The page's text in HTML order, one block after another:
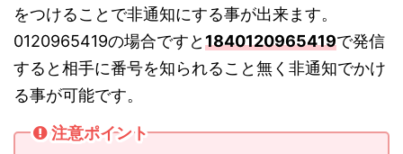
をつけることで非通知にする事が出来ます。
0120965419の場合ですと1840120965419で発信
すると相手に番号を知られること無く非通知でかけ
る事が可能です。
注意ポイント